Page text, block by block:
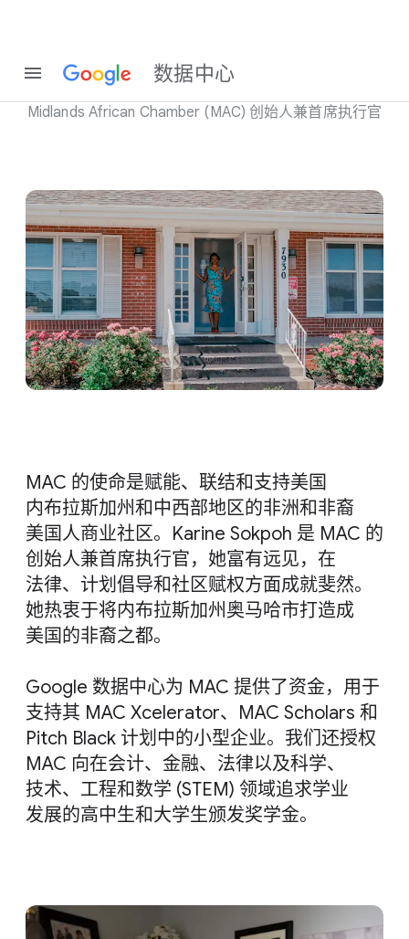
数据​中心
认识 Karine Sokpoh
Midlands African C​hamber (MAC) 创始​人​兼​首席​执行官
MA​C 的​使命​是​赋能、​联结​和​支持​美国​
内布拉斯​加州​和​中西部​地区​的​非洲​和​非裔​
美国​人​商业​社区。​Karine Sokpoh 是 M​A​C 的​
创始​人​兼​首席​执行官，​她​富​有​远见，​在​
法律、​计划​倡导​和​社区​赋权​方面​成​就​斐然。​
她​热衷于​将​内布拉斯加州​奥马​哈市​打造成​
美国​的​非裔​之​都。
Google 数据​中心​为 M​AC 提供​了​资金，​用于​
支持​其 MAC Xcelerator、​MA​C Scholars 和
P​itch Black 计划​中​的​小型​企业。​我们​还​授权
MAC 向​在​会计、​金融、​法律​以及​科学、​
技术、​工程​和​数学 (STEM) 领域​追求​学业​
发展​的​高中生​和​大学生​颁​发​奖​学金。